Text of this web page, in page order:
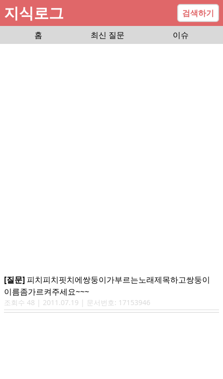
지식로그
검색하기
홈
최신 질문 이슈
[질문] 피치피치핏치에쌍둥이가부르는노래제목하고쌍둥이
이름좀가르켜주세요~~~
조회수 48 | 2011.07.19 | 문서번호: 17153946